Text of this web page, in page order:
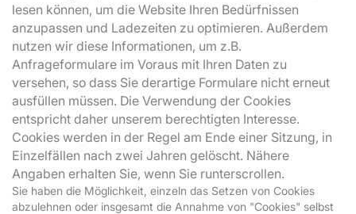
lesen können, um die Website Ihren Bedürfnissen
anzupassen und Ladezeiten zu optimieren. Außerdem
nutzen wir diese Informationen, um z.B.
Anfrageformulare im Voraus mit Ihren Daten zu
versehen, so dass Sie derartige Formulare nicht erneut
ausfüllen müssen. Die Verwendung der Cookies
entspricht daher unserem berechtigten Interesse.
Cookies werden in der Regel am Ende einer Sitzung, in
Einzelfällen nach zwei Jahren gelöscht. Nähere
Angaben erhalten Sie, wenn Sie runterscrollen.
Sie haben die Möglichkeit, einzeln das Setzen von Cookies
abzulehnen oder insgesamt die Annahme von "Cookies" selbst